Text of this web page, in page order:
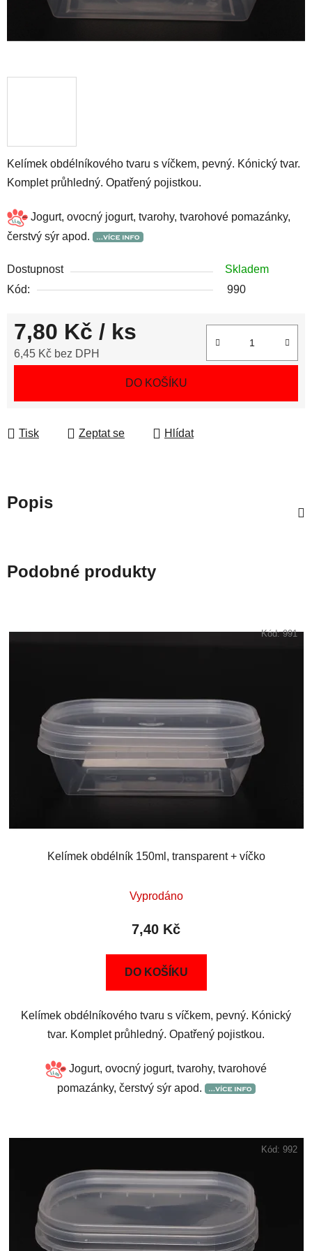
Kelímek obdélníkového tvaru s víčkem, pevný. Kónický tvar.
Komplet průhledný. Opatřený pojistkou.
Jogurt, ovocný jogurt, tvarohy, tvarohové pomazánky,
čerstvý sýr apod.
Dostupnost
Skladem
Kód:
990
7,80 Kč / ks
6,45 Kč bez DPH
DO KOŠÍKU
Tisk Zeptat se Hlídat
Popis
Podobné produkty
Kelímek obdélník 150ml, transparent + víčko
Vyprodáno
7,40 Kč
DO KOŠÍKU
Kelímek obdélníkového tvaru s víčkem, pevný. Kónický
tvar. Komplet průhledný. Opatřený pojistkou.
Jogurt, ovocný jogurt, tvarohy, tvarohové
pomazánky, čerstvý sýr apod.
Kód:991
Kód: 992